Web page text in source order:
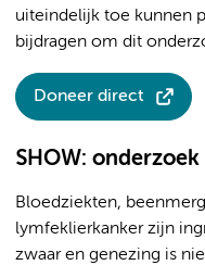
uiteindelijk toe kunnen
bijdragen om dit
Doneer direct
SHOW:
Bloedziekten,
lymfeklierkanker zijn
zwaar en genezing is